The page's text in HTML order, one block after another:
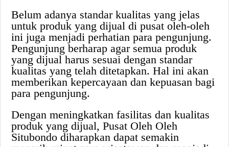
Belum adanya standar kualitas yang jelas
untuk produk yang dijual di pusat oleh-oleh
ini juga menjadi perhatian para pengunjung.
Pengunjung berharap agar semua produk
yang dijual harus sesuai dengan standar
kualitas yang telah ditetapkan. Hal ini akan
memberikan kepercayaan dan kepuasan bagi
para pengunjung.
Dengan meningkatkan fasilitas dan kualitas
produk yang dijual, Pusat Oleh Oleh
Situbondo diharapkan dapat semakin